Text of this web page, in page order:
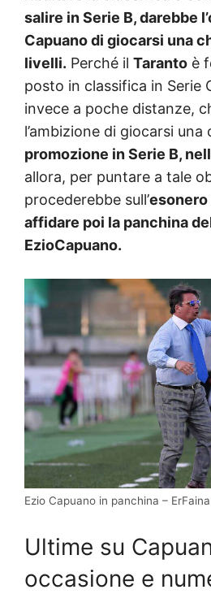
salire in Serie B, darebbe
Capuano di giocarsi una
livelli. Perché il Taranto è
posto in classifica in Serie
invece a poche distanze,
l’ambizione di giocarsi una
promozione in Serie B,
allora, per puntare a tale
procederebbe sull’esonero
affidare poi la panchina
EzioCapuano.
Ezio Capuano in panchina –
Ultime su
occasione e